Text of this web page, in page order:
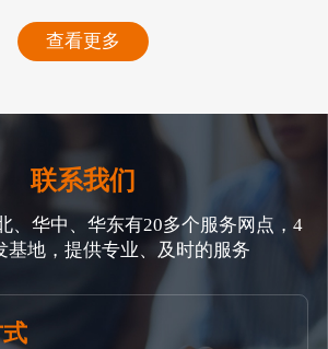
查看更多
联系我们
、华中、华东有20多个服务网点，4
基地，提供专业、及时的服务